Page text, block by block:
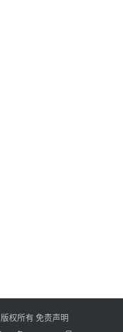
版权所有 免责声明